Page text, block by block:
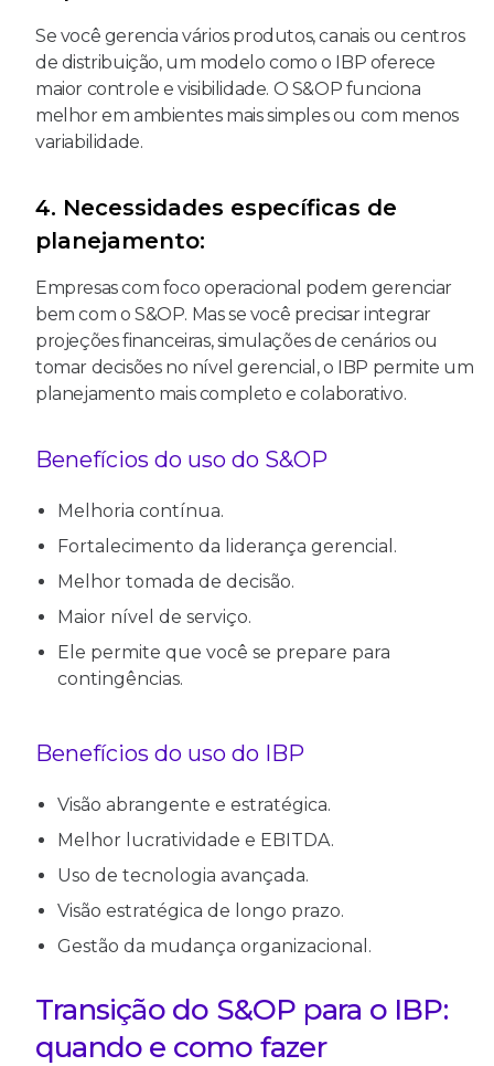
Se você gerencia vários produtos, canais ou centros
de distribuição, um modelo como o IBP oferece
maior controle e visibilidade. O S&OP funciona
melhor em ambientes mais simples ou com menos
variabilidade.
4. Necessidades específicas de
planejamento:
Empresas com foco operacional podem gerenciar
bem com o S&OP. Mas se você precisar integrar
projeções financeiras, simulações de cenários ou
tomar decisões no nível gerencial, o IBP permite um
planejamento mais completo e colaborativo.
Benefícios do uso do S&OP
Melhoria contínua.
Fortalecimento da liderança gerencial.
Melhor tomada de decisão.
Maior nível de serviço.
Ele permite que você se prepare para
contingências.
Benefícios do uso do IBP
Visão abrangente e estratégica.
Melhor lucratividade e EBITDA.
Uso de tecnologia avançada.
Visão estratégica de longo prazo.
Gestão da mudança organizacional.
Transição do S&OP para o IBP:
quando e como fazer